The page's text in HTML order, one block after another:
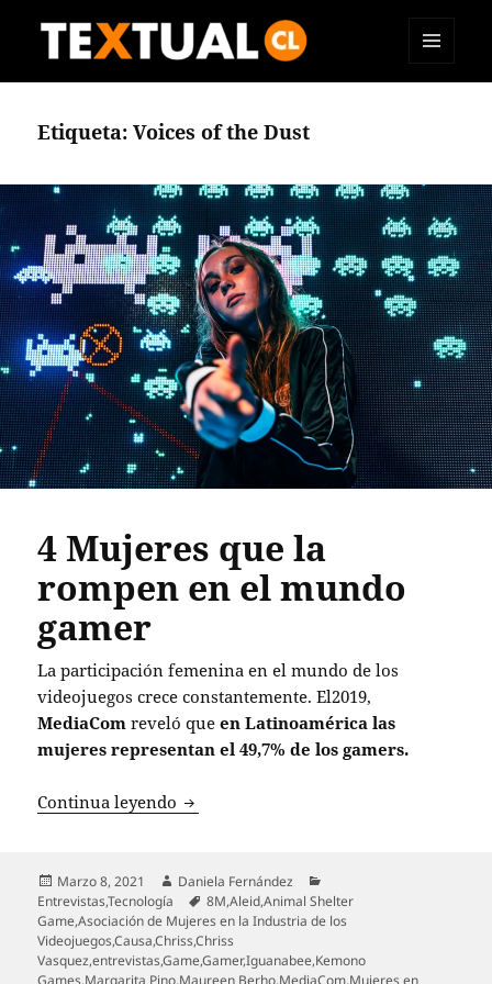
Etiqueta:Voices of the Dust
4 Mujeres que la
rompen en el mundo
gamer
La participación femenina en el mundo de los
videojuegos crece constantemente. El2019,
MediaComreveló queen Latinoamérica las
mujeres representan el 49,7% de los gamers.
Continua leyendo 4 Mujeres que la rompen en el mundo
Publicado
el
Marzo 8, 2021 Autor
Daniela Fernández
Entrevistas,Tecnología Etiquetas
8M,Aleid,Animal Shelter
Game,Asociación de Mujeres en la Industria de los
Videojuegos,Causa,Chriss,Chriss
Vasquez,entrevistas,Game,Gamer,Iguanabee,Kemono
Games,Margarita Pino,Maureen Berho,MediaCom,Mujeres en